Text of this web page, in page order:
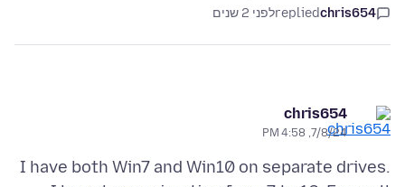
chris654
repliedלפני 2 שנים
chris654
7/8/24, 4:58 PM
I have both Win7 and Win10 on separate drives.